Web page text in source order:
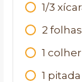
1/3
2
1
1